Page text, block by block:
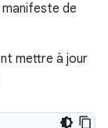
de
mettre à jour